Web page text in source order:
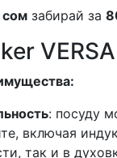
забирай за
VERSA
: посуду
включая
так и в